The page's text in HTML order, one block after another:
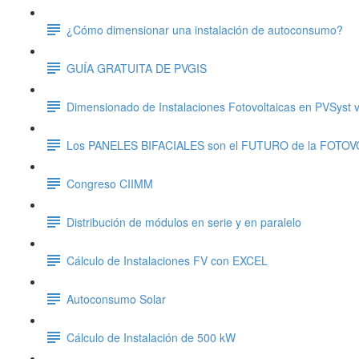
¿Cómo dimensionar una instalación de autoconsumo?
GUÍA GRATUITA DE PVGIS
Dimensionado de Instalaciones Fotovoltaicas en PVSyst
Los PANELES BIFACIALES son el FUTURO de la
Congreso CIIMM
Distribución de módulos en serie y en paralelo
Cálculo de Instalaciones FV con EXCEL
Autoconsumo Solar
Cálculo de Instalación de 500 kW